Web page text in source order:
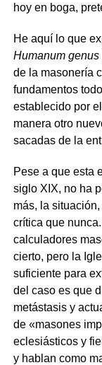
hoy en boga,
He aquí lo que
Humanum genus
de la masonería
fundamentos
establecido por
manera otro
sacadas de la
Pese a que esta
siglo XIX, no ha
más, la
crítica que
calculadores
cierto, pero la
suficiente para
del caso es que
metástasis y
de «masones
eclesiásticos y
y hablan como